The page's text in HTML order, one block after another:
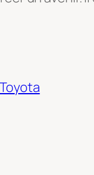
Toyota